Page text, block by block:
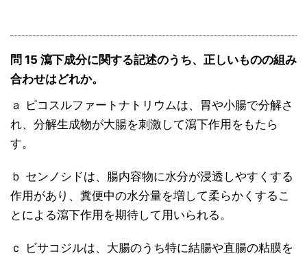
問 15 瀉下成分に関する記述のうち、正しいものの組み
合わせはどれか。
ａ ピコスルファートナトリウムは、胃や小腸で分解さ
れ、分解生成物が大腸を刺激して瀉下作用をもたら
す。
ｂ センノシドは、腸内容物に水分が浸透しやすくする
作用があり、糞便中の水分量を増して柔らかくするこ
とによる瀉下作用を期待して用いられる。
ｃ ビサコジルは、大腸のうち特に結腸や直腸の粘膜を